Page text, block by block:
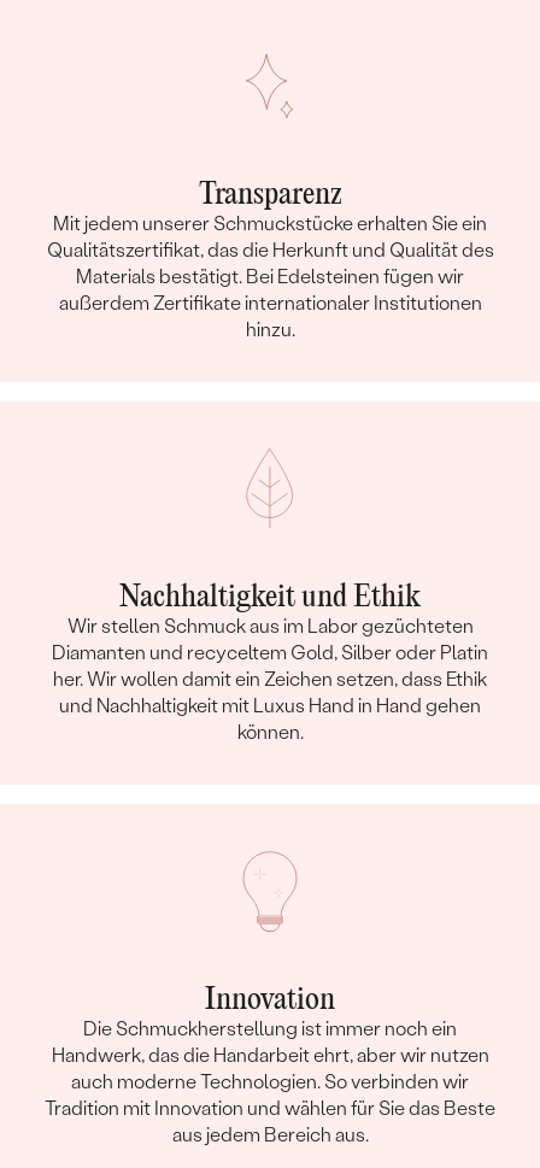
Transparenz
Mit jedem unserer Schmuckstücke erhalten Sie ein
Qualitätszertifikat, das die Herkunft und Qualität des
Materials bestätigt. Bei Edelsteinen fügen wir
außerdem Zertifikate internationaler Institutionen
hinzu.
Nachhaltigkeit und Ethik
Wir stellen Schmuck aus im Labor gezüchteten
Diamanten und recyceltem Gold, Silber oder Platin
her. Wir wollen damit ein Zeichen setzen, dass Ethik
und Nachhaltigkeit mit Luxus Hand in Hand gehen
können.
Innovation
Die Schmuckherstellung ist immer noch ein
Handwerk, das die Handarbeit ehrt, aber wir nutzen
auch moderne Technologien. So verbinden wir
Tradition mit Innovation und wählen für Sie das Beste
aus jedem Bereich aus.